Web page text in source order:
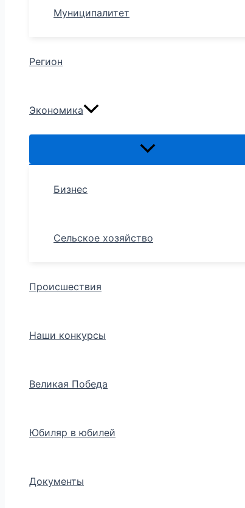
Муниципалитет
Регион
Экономика
Бизнес
Сельское хозяйство
Происшествия
Наши конкурсы
Великая Победа
Юбиляр в юбилей
Документы